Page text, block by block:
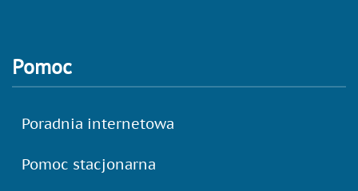
Pomoc
Poradnia internetowa
Pomoc stacjonarna